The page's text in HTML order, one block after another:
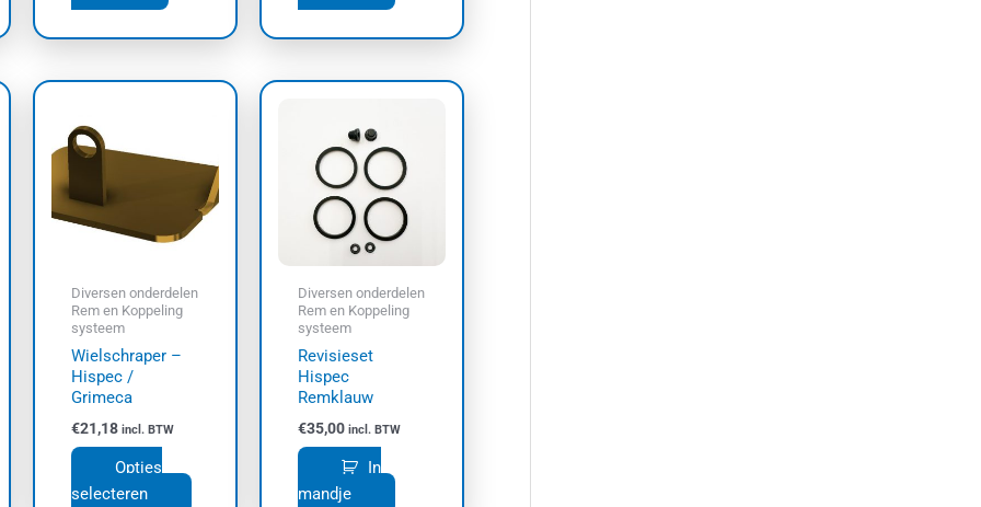
Diversen onderdelen
Rem en Koppeling
systeem
Wielschraper –
Hispec /
Grimeca
€21,18 incl. BTW
Opties
selecteren
meerdere
variaties.
Deze
gekozen
Diversen onderdelen
Rem en Koppeling
systeem
Revisieset
Hispec
Remklauw
€35,00 incl. BTW
In
mandje